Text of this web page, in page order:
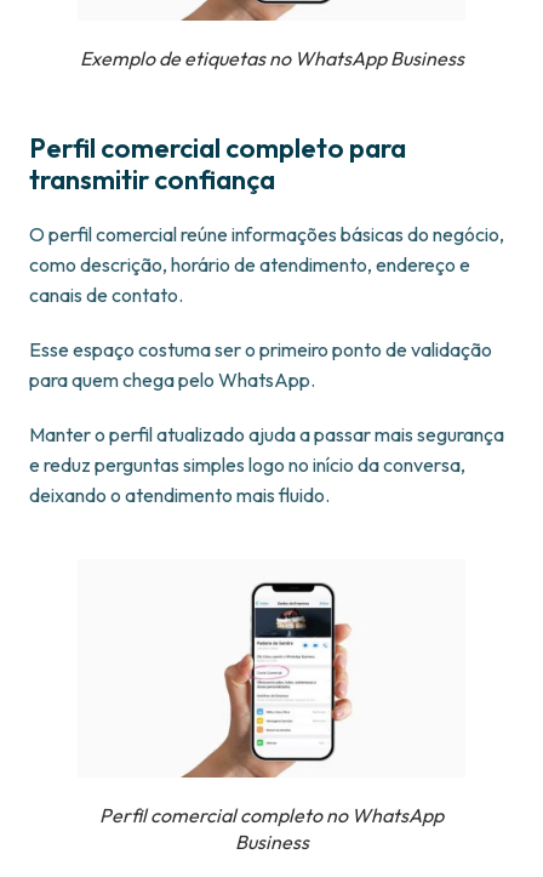
Exemplo de etiquetas no WhatsApp Business
Perfil comercial completo para
transmitir confiança
O perfil comercial reúne informações básicas do negócio,
como descrição, horário de atendimento, endereço e
canais de contato.
Esse espaço costuma ser o primeiro ponto de validação
para quem chega pelo WhatsApp.
Manter o perfil atualizado ajuda a passar mais segurança
e reduz perguntas simples logo no início da conversa,
deixando o atendimento mais fluido.
Perfil comercial completo no WhatsApp
Business